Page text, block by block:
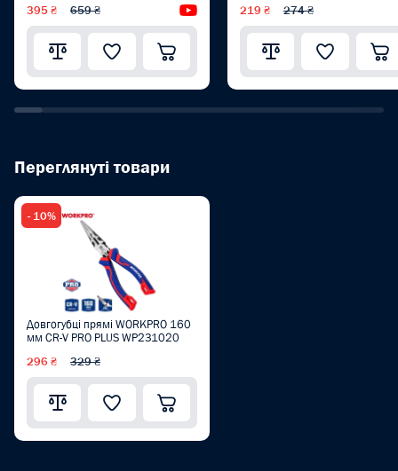
395 ₴ 659 ₴ Відеоогляд
219 ₴ 274 ₴
Переглянуті товари
- 10%
Довгогубці прямі WORKPRO 160
мм CR-V PRO PLUS WP231020
296 ₴ 329 ₴